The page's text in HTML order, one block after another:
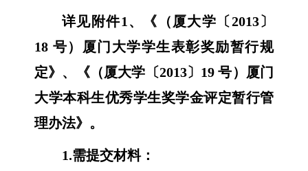
详见附件1 、《（厦大学〔 2013〕
18 号）厦门大学学生表彰奖励暂行规
定》、《（厦大学〔2013〕 19号）厦门
大学本科生优秀学生奖学金评定暂行管
理办法》。
1.需提交材料：